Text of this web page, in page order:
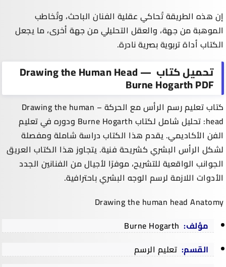
إن هذه الطريقة تُحاكي عقلية الفنان الباحث، وتُخاطب
الموهبة من جهة، والعقل التحليلي من جهة أخرى، ما يجعل
الكتاب أداة تربوية بصرية نادرة.
تحميل كتاب Drawing the Human Head —
Burne Hogarth PDF
كتاب تعليم رسم الرأس مع الحركة
– Drawing the human
head: تحليل شامل لكتاب Burne Hogarth ودوره في تعليم
الفن الأكاديمي. يقدم هذا الكتاب دراسة شاملة ومفصلة
لشكل الرأس البشري كشريحة فنية. يتجاوز هذا الكتاب العريق
الجوانب الواقعية للتشريح، موفرًا لأجيال من الفنانين الجدد
الأدوات اللازمة لرسم الوجه البشري باحترافية.
Drawing the human head Anatomy
مؤلف: Burne Hogarth
القسم: تعليم الرسم